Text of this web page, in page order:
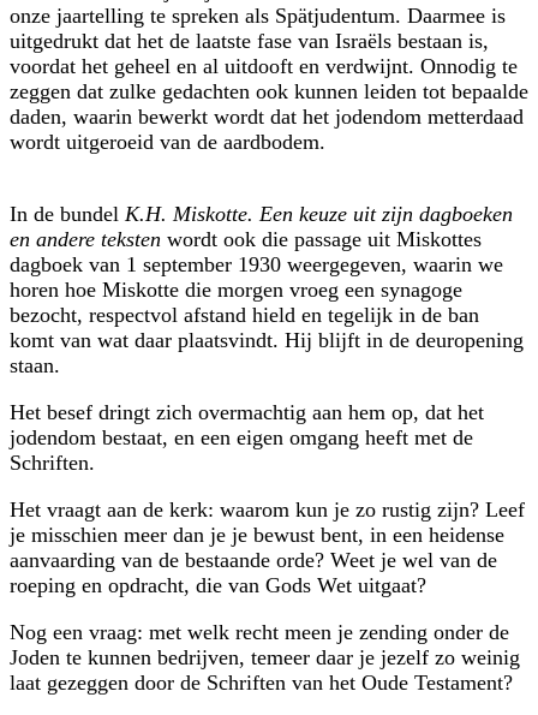
onze jaartelling te spreken als Spätjudentum. Daarmee is
uitgedrukt dat het de laatste fase van Israëls bestaan is,
voordat het geheel en al uitdooft en verdwijnt. Onnodig te
zeggen dat zulke gedachten ook kunnen leiden tot bepaalde
daden, waarin bewerkt wordt dat het jodendom metterdaad
wordt uitgeroeid van de aardbodem.
In de bundel K.H. Miskotte. Een keuze uit zijn dagboeken
en andere teksten wordt ook die passage uit Miskottes
dagboek van 1 september 1930 weergegeven, waarin we
horen hoe Miskotte die morgen vroeg een synagoge
bezocht, respectvol afstand hield en tegelijk in de ban
komt van wat daar plaatsvindt. Hij blijft in de deuropening
staan.
Het besef dringt zich overmachtig aan hem op, dat het
jodendom bestaat, en een eigen omgang heeft met de
Schriften.
Het vraagt aan de kerk: waarom kun je zo rustig zijn? Leef
je misschien meer dan je je bewust bent, in een heidense
aanvaarding van de bestaande orde? Weet je wel van de
roeping en opdracht, die van Gods Wet uitgaat?
Nog een vraag: met welk recht meen je zending onder de
Joden te kunnen bedrijven, temeer daar je jezelf zo weinig
laat gezeggen door de Schriften van het Oude Testament?